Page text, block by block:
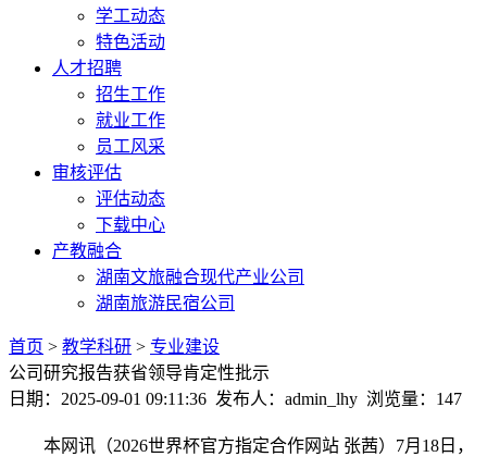
学工动态
特色活动
人才招聘
招生工作
就业工作
员工风采
审核评估
评估动态
下载中心
产教融合
湖南文旅融合现代产业公司
湖南旅游民宿公司
首页 > 教学科研 > 专业建设
公司研究报告获省领导肯定性批示
日期：2025-09-01 09:11:36 发布人：admin_lhy 浏览量： 147
本网讯 （2026世界杯官方指定合作网站 张茜） 7月18日，